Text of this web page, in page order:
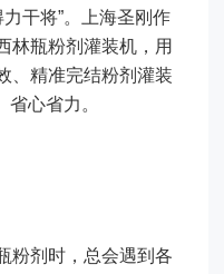
干将”。上海圣刚作
林瓶粉剂灌装机，用
、精准完结粉剂灌装
省心省力。
剂时，总会遇到各